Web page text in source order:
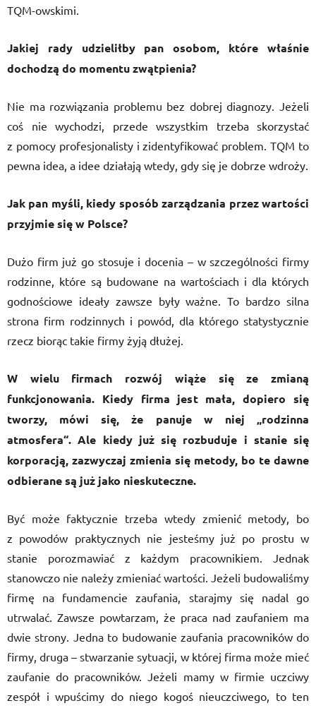
TQM-owskimi.
Jakiej rady udzieliłby pan osobom, które właśnie
dochodzą do momentu zwątpienia?
Nie ma rozwiązania problemu bez dobrej diagnozy. Jeżeli
coś nie wychodzi, przede wszystkim trzeba skorzystać
z pomocy profesjonalisty i zidentyfikować problem. TQM to
pewna idea, a idee działają wtedy, gdy się je dobrze wdroży.
Jak pan myśli, kiedy sposób zarządzania przez wartości
przyjmie się w Polsce?
Dużo firm już go stosuje i docenia – w szczególności firmy
rodzinne, które są budowane na wartościach i dla których
godnościowe ideały zawsze były ważne. To bardzo silna
strona firm rodzinnych i powód, dla którego statystycznie
rzecz biorąc takie firmy żyją dłużej.
W wielu firmach rozwój wiąże się ze zmianą
funkcjonowania. Kiedy firma jest mała, dopiero się
tworzy, mówi się, że panuje w niej „rodzinna
atmosfera“. Ale kiedy już się rozbuduje i stanie się
korporacją, zazwyczaj zmienia się metody, bo te dawne
odbierane są już jako nieskuteczne.
Być może faktycznie trzeba wtedy zmienić metody, bo
z powodów praktycznych nie jesteśmy już po prostu w
stanie porozmawiać z każdym pracownikiem. Jednak
stanowczo nie należy zmieniać wartości. Jeżeli budowaliśmy
firmę na fundamencie zaufania, starajmy się nadal go
utrwalać. Zawsze powtarzam, że praca nad zaufaniem ma
dwie strony. Jedna to budowanie zaufania pracowników do
firmy, druga – stwarzanie sytuacji, w której firma może mieć
zaufanie do pracowników. Jeżeli mamy w firmie uczciwy
zespół i wpuścimy do niego kogoś nieuczciwego, to ten